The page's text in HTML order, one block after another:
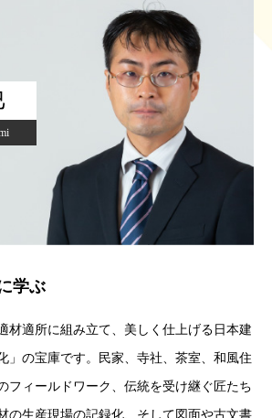
学ぶ
材適所に組み立て、美しく仕上げる日本建
」の宝庫です。民家、寺社、茶室、和風住
フィールドワーク、伝統を受け継ぐ匠たち
の生産現場の記録化、そして図面や古文書